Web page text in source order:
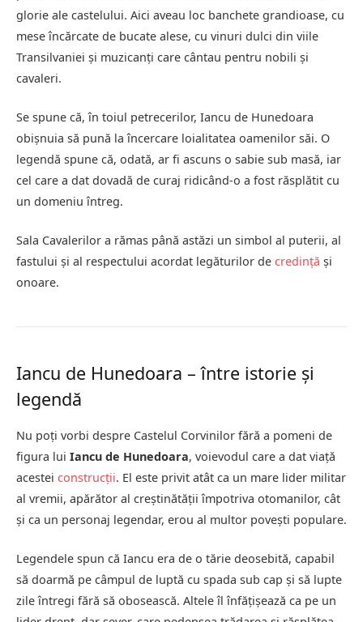
glorie ale castelului. Aici aveau loc banchete grandioase, cu
mese încărcate de bucate alese, cu vinuri dulci din viile
Transilvaniei și muzicanți care cântau pentru nobili și
cavaleri.
Se spune că, în toiul petrecerilor, Iancu de Hunedoara
obișnuia să pună la încercare loialitatea oamenilor săi. O
legendă spune că, odată, ar fi ascuns o sabie sub masă, iar
cel care a dat dovadă de curaj ridicând-o a fost răsplătit cu
un domeniu întreg.
Sala Cavalerilor a rămas până astăzi un simbol al puterii, al
fastului și al respectului acordat legăturilor de credință și
onoare.
Iancu de Hunedoara – între istorie și
legendă
Nu poți vorbi despre Castelul Corvinilor fără a pomeni de
figura lui Iancu de Hunedoara, voievodul care a dat viață
acestei construcții. El este privit atât ca un mare lider militar
al vremii, apărător al creștinătății împotriva otomanilor, cât
și ca un personaj legendar, erou al multor povești populare.
Legendele spun că Iancu era de o tărie deosebită, capabil
să doarmă pe câmpul de luptă cu spada sub cap și să lupte
zile întregi fără să obosească. Altele îl înfățișează ca pe un